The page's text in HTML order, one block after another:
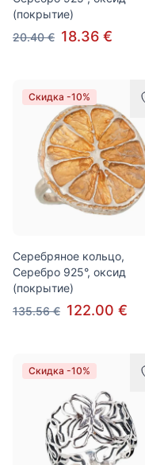
(покрытие)
20.40 € 18.36 €
Скидка -10%
Серебряное кольцо,
Серебро 925°, оксид
(покрытие)
135.56 € 122.00 €
Скидка -10%